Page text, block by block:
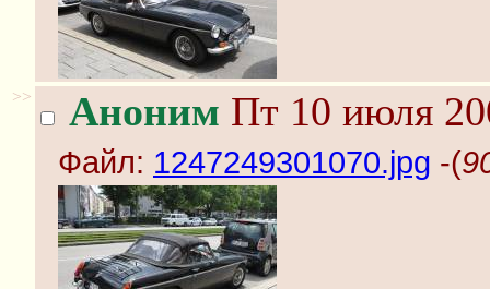
>> Аноним Пт 10 июля
Файл: 1247249301070.jpg -(